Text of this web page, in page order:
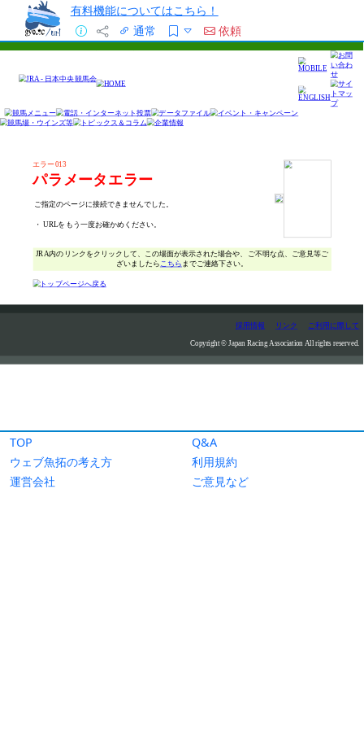
有料機能についてはこちら！
通常
依頼
TOP
Q&A
ウェブ魚拓の考え方
利用規約
運営会社
ご意見など